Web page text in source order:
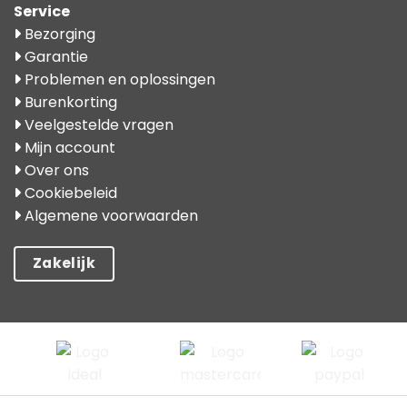
Service
Bezorging
Garantie
Problemen en oplossingen
Burenkorting
Veelgestelde vragen
Mijn account
Over ons
Cookiebeleid
Algemene voorwaarden
Zakelijk